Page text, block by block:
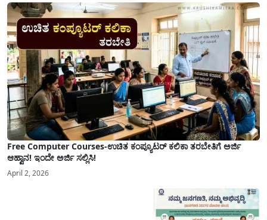
ಮತ್ತು ಕಲ್ಯಾಣ ಕರ್ನಾಟಕದ ಒಟ್ಟು 9 ಜಿಲ್ಲೆಗಳಲ್ಲಿ ಏಪ್ರಿಲ್...
Free Computer Courses-ಉಚಿತ ಕಂಪ್ಯೂಟರ್ ಕಲಿಕಾ ತರಬೇತಿಗೆ ಅರ್ಜಿ
ಆಹ್ವಾನ! ಇಂದೇ ಅರ್ಜಿ ಸಲ್ಲಿಸಿ!
April 2, 2026